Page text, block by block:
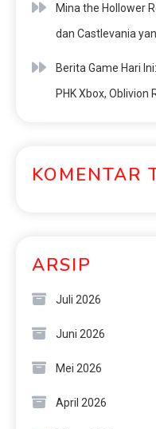
Mina the Hollower
dan Castlevania
Berita Game Hari
PHK Xbox, Oblivion
KOMENTAR
ARSIP
Juli 2026
Juni 2026
Mei 2026
April 2026